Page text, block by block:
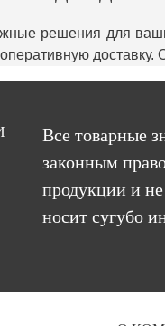
решения для
Все товарные
законным
продукции и
носит сугубо